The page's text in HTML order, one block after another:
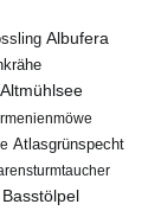
Albufera
Altmühlsee
Atlasgrünspecht
Basstölpel